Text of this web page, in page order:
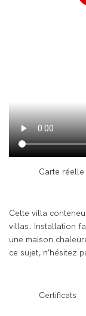
Carte
Cette villa
villas. Installation
une maison
ce sujet, n'hésitez
Certificats